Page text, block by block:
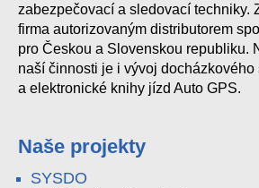
zabezpečovací a sledovací techniky.
firma autorizovaným distributorem
pro Českou a Slovenskou republiku.
naší činnosti je i vývoj
a elektronické knihy jízd Auto GPS.
Naše projekty
SYSDO